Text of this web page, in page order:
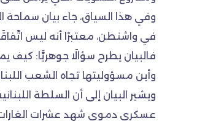
وفي هذا السياق، جاء بيان سماحة
في واشنطن، معتبرًا أنه ليس
فالبيان يطرح سؤالًا جوهريًّا:
وأين مسؤوليتها تجاه الشعب
ويشير البيان إلى أن السلطة
عسكري دموي شهد عشرات الغارات